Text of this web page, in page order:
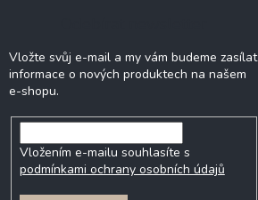
Vložte svůj e-mail a my vám budeme zasílat
informace o nových produktech na našem
e-shopu.
Vložením e-mailu souhlasíte s
podmínkami ochrany osobních údajů